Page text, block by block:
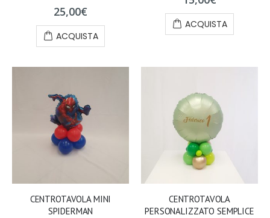
25,00€
ACQUISTA
ACQUISTA
CENTROTAVOLA MINI
SPIDERMAN
CENTROTAVOLA
PERSONALIZZATO SEMPLICE